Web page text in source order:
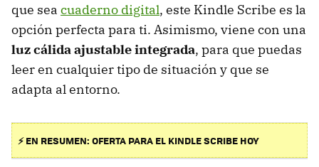
que sea cuaderno digital, este Kindle Scribe es la
opción perfecta para ti. Asimismo, viene con una
luz cálida ajustable integrada, para que puedas
leer en cualquier tipo de situación y que se
adapta al entorno.
⚡ EN RESUMEN: OFERTA PARA EL KINDLE SCRIBE HOY